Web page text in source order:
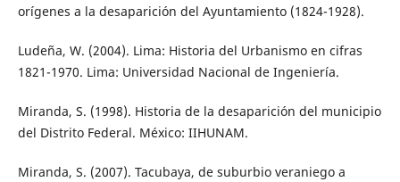
orígenes a la desaparición del Ayuntamiento (1824-1928).
Ludeña, W. (2004). Lima: Historia del Urbanismo en cifras
1821-1970. Lima: Universidad Nacional de Ingeniería.
Miranda, S. (1998). Historia de la desaparición del municipio
del Distrito Federal. México: IIHUNAM.
Miranda, S. (2007). Tacubaya, de suburbio veraniego a